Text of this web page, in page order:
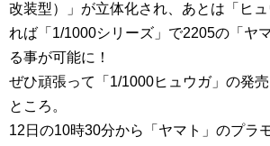
改装型）」が立体化され、あとは「ヒ
れば「1/1000シリーズ」で2205の「ヤ
る事が可能に！
ぜひ頑張って「1/1000ヒュウガ」の発
ところ。
12日の10時30分から「ヤマト」のプラ